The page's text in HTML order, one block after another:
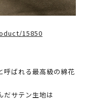
15850
呼ばれる最高級の綿花
だサテン生地は